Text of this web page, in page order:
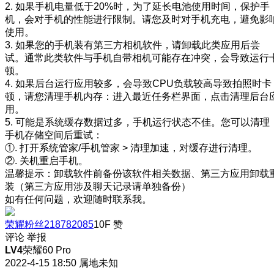
2. 如果手机电量低于20%时，为了延长电池使用时间，保护手
机，会对手机的性能进行限制。请您及时对手机充电，避免影
使用。
3. 如果您的手机装有第三方相机软件，请卸载此类应用后尝
试。通常此类软件与手机自带相机可能存在冲突，会导致运行
顿。
4. 如果后台运行应用较多，会导致CPU负载较高导致拍照时卡
顿，请您清理手机内存：进入最近任务栏界面，点击清理后台
用。
5. 可能是系统缓存数据过多，手机运行状态不佳。您可以清理
手机存储空间后重试：
①. 打开系统管家/手机管家 > 清理加速，对缓存进行清理。
②. 关机重启手机。
温馨提示：卸载软件前备份该软件相关数据、第三方应用卸载
装（第三方应用涉及聊天记录请单独备份）
如有任何问题，欢迎随时联系我。
荣耀粉丝21878208510F 赞
评论 举报
LV4荣耀60 Pro
2022-4-15 18:50 属地未知